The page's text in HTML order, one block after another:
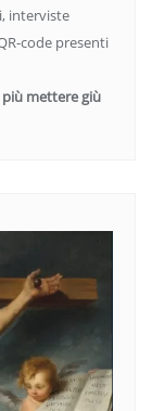
interviste
code presenti
mettere giù